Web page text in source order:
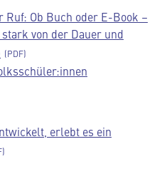
Ob Buch oder E-Book –
von der Dauer und
erlebt es ein